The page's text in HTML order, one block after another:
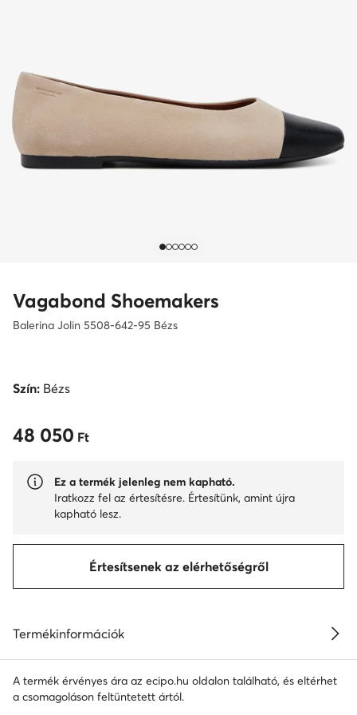
Vagabond Shoemakers
Balerina Jolin 5508-642-95 Bézs
Szín: Bézs
48 050 Ft
48 050 Ft
Ez a termék jelenleg nem kapható.
Iratkozz fel az értesítésre. Értesítünk, amint újra
kapható lesz.
Értesítsenek az elérhetőségről
Termékinformációk
A termék érvényes ára az ecipo.hu oldalon található, és eltérhet
a csomagoláson feltüntetett ártól.